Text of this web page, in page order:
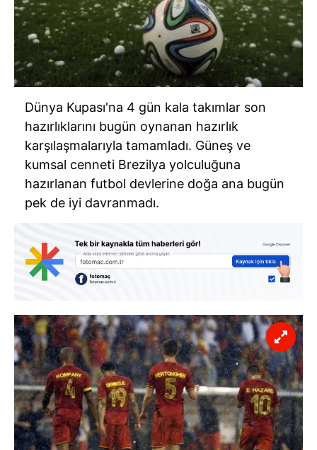
Dünya Kupası'na 4 gün kala takımlar son
hazırlıklarını bugün oynanan hazırlık
karşılaşmalarıyla tamamladı. Güneş ve
kumsal cenneti Brezilya yolculuğuna
hazırlanan futbol devlerine doğa ana bugün
pek de iyi davranmadı.